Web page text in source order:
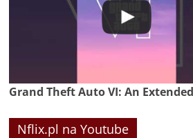
Grand Theft Auto VI: An
Nflix.pl na Youtube